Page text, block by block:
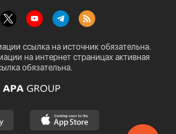
ссылка на источник обязательна.
на интернет страницах активная
обязательна.